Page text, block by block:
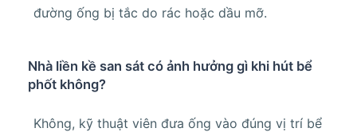
đường ống bị tắc do rác hoặc dầu mỡ.
Nhà liền kề san sát có ảnh hưởng gì khi hút bể
phốt không?
Không, kỹ thuật viên đưa ống vào đúng vị trí bể